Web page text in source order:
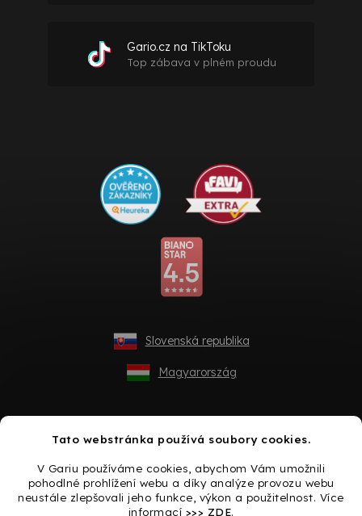
Tato webstránka používá soubory cookies.
V Gariu používáme cookies, abychom Vám umožnili
pohodlné prohlížení webu a díky analýze provozu webu
neustále zlepšovali jeho funkce, výkon a použitelnost. Více
informací >>> ZDE.
Gario.cz na TikToku
Top zábava v plném proudu
Slovenská republika
Magyarország